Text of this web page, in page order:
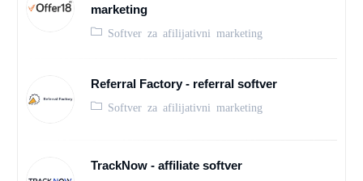
marketing
Softver za afilijativni marketing
Referral Factory - referral softver
Softver za afilijativni marketing
TrackNow - affiliate softver